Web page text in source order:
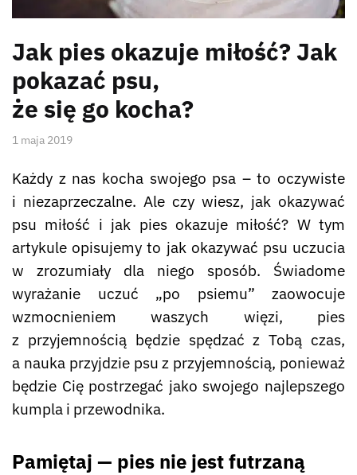
Jak pies okazuje miłość? Jak
pokazać psu,
że się go kocha?
1 maja 2019
Każdy z nas kocha swojego psa – to oczywiste
i niezaprzeczalne. Ale czy wiesz, jak okazywać
psu miłość i jak pies okazuje miłość? W tym
artykule opisujemy to jak okazywać psu uczucia
w zrozumiały dla niego sposób. Świadome
wyrażanie uczuć „po psiemu” zaowocuje
wzmocnieniem waszych więzi, pies
z przyjemnością będzie spędzać z Tobą czas,
a nauka przyjdzie psu z przyjemnością, ponieważ
będzie Cię postrzegać jako swojego najlepszego
kumpla i przewodnika.
Pamiętaj — pies nie jest futrzaną